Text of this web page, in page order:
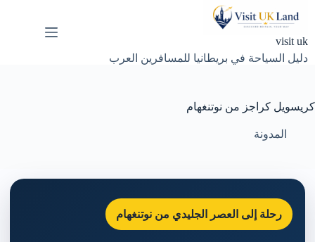
visit uk
دليل السياحة في بريطانيا للمسافرين العرب
كريسويل كراجز من نوتنغهام
المدونة
رحلة إلى العصر الجليدي من نوتنغهام